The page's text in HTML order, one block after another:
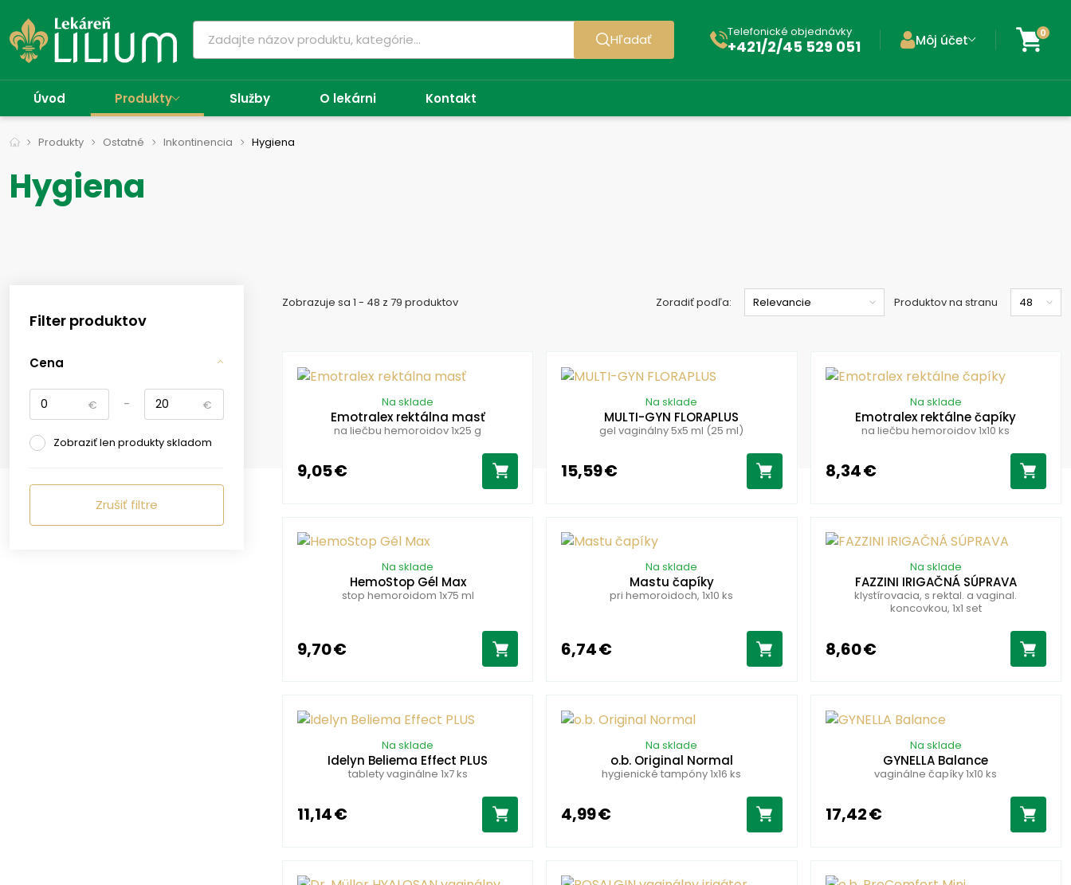
Hľadať Telefonické objednávky
+421/2/45 529 051 Môj účet 0
Úvod Produkty Služby O lekárni Kontakt
Produkty Ostatné Inkontinencia Hygiena
Hygiena
Filter produktov
Cena
€ - €
Zobraziť len produkty skladom
Zrušiť filtre
Zobrazuje sa 1 - 48 z 79 produktov Zoradiť podľa: Produktov na stranu
Na sklade
Emotralex rektálna masť
na liečbu hemoroidov 1x25 g
9,05 €
Na sklade
MULTI-GYN FLORAPLUS
gel vaginálny 5x5 ml (25 ml)
15,59 €
Na sklade
Emotralex rektálne čapíky
na liečbu hemoroidov 1x10 ks
8,34 €
Na sklade
HemoStop Gél Max
stop hemoroidom 1x75 ml
9,70 €
Na sklade
Mastu čapíky
pri hemoroidoch, 1x10 ks
6,74 €
Na sklade
FAZZINI IRIGAČNÁ SÚPRAVA
klystírovacia, s rektal. a vaginal.
koncovkou, 1x1 set
8,60 €
Na sklade
Idelyn Beliema Effect PLUS
tablety vaginálne 1x7 ks
11,14 €
Na sklade
o.b. Original Normal
hygienické tampóny 1x16 ks
4,99 €
Na sklade
GYNELLA Balance
vaginálne čapíky 1x10 ks
17,42 €